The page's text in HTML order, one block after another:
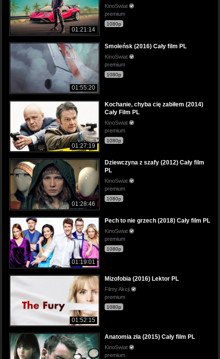
01:21:14
KinoSwiat
premium
1080p
01:55:20
Smoleńsk (2016) Cały film PL
KinoSwiat
premium
1080p
01:27:19
Kochanie, chyba cię zabiłem (2014)
Cały Film PL
KinoSwiat
premium
1080p
01:28:46
Dziewczyna z szafy (2012) Cały film
PL
KinoSwiat
premium
1080p
01:19:01
Pech to nie grzech (2018) Cały film PL
KinoSwiat
premium
1080p
01:52:15
Mizofobia (2016) Lektor PL
Filmy Akcji
premium
1080p
Anatomia zła (2015) Cały film PL
KinoSwiat
premium